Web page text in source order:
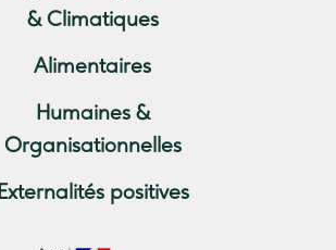
& Climatiques
Alimentaires
Humaines &
Organisationnelles
Externalités positives